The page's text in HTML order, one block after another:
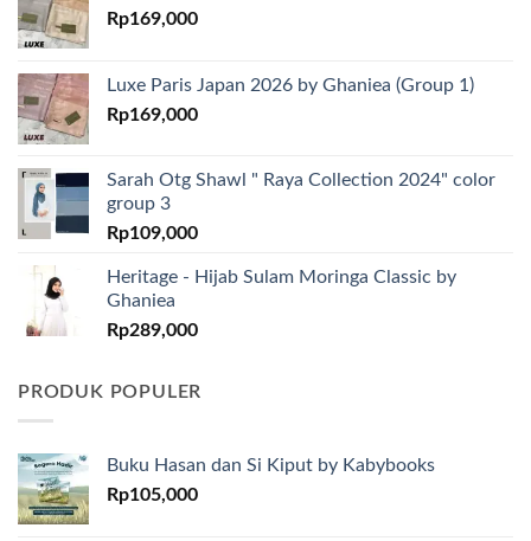
Rp169,000
Luxe Paris Japan 2026 by Ghaniea (Group 1)
Rp169,000
Sarah Otg Shawl " Raya Collection 2024" color
group 3
Rp109,000
Heritage - Hijab Sulam Moringa Classic by
Ghaniea
Rp289,000
PRODUK POPULER
Buku Hasan dan Si Kiput by Kabybooks
Rp105,000